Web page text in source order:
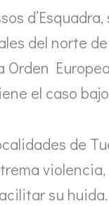
del norte
Orden
el caso
de
su huida.